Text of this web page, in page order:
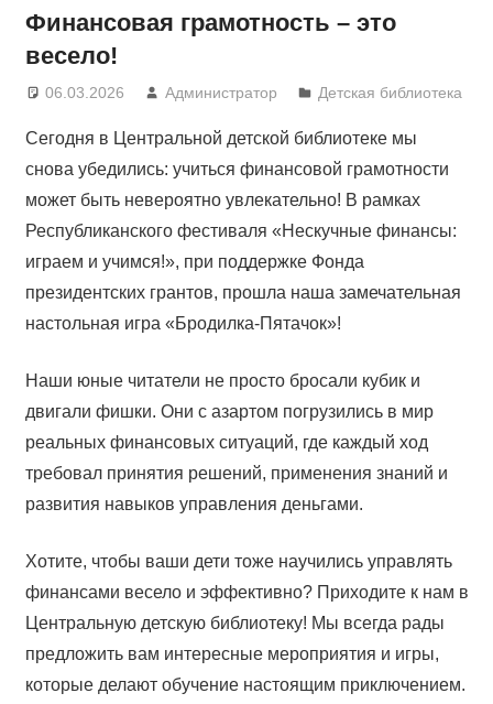
Финансовая грамотность – это
весело!
06.03.2026 Администратор Детская библиотека
Сегодня в Центральной детской библиотеке мы
снова убедились: учиться финансовой грамотности
может быть невероятно увлекательно! В рамках
Республиканского фестиваля «Нескучные финансы:
играем и учимся!», при поддержке Фонда
президентских грантов, прошла наша замечательная
настольная игра «Бродилка-Пятачок»!
Наши юные читатели не просто бросали кубик и
двигали фишки. Они с азартом погрузились в мир
реальных финансовых ситуаций, где каждый ход
требовал принятия решений, применения знаний и
развития навыков управления деньгами.
Хотите, чтобы ваши дети тоже научились управлять
финансами весело и эффективно? Приходите к нам в
Центральную детскую библиотеку! Мы всегда рады
предложить вам интересные мероприятия и игры,
которые делают обучение настоящим приключением.